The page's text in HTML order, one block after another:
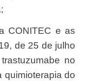
de 25 de julho
no
quimioterapia do